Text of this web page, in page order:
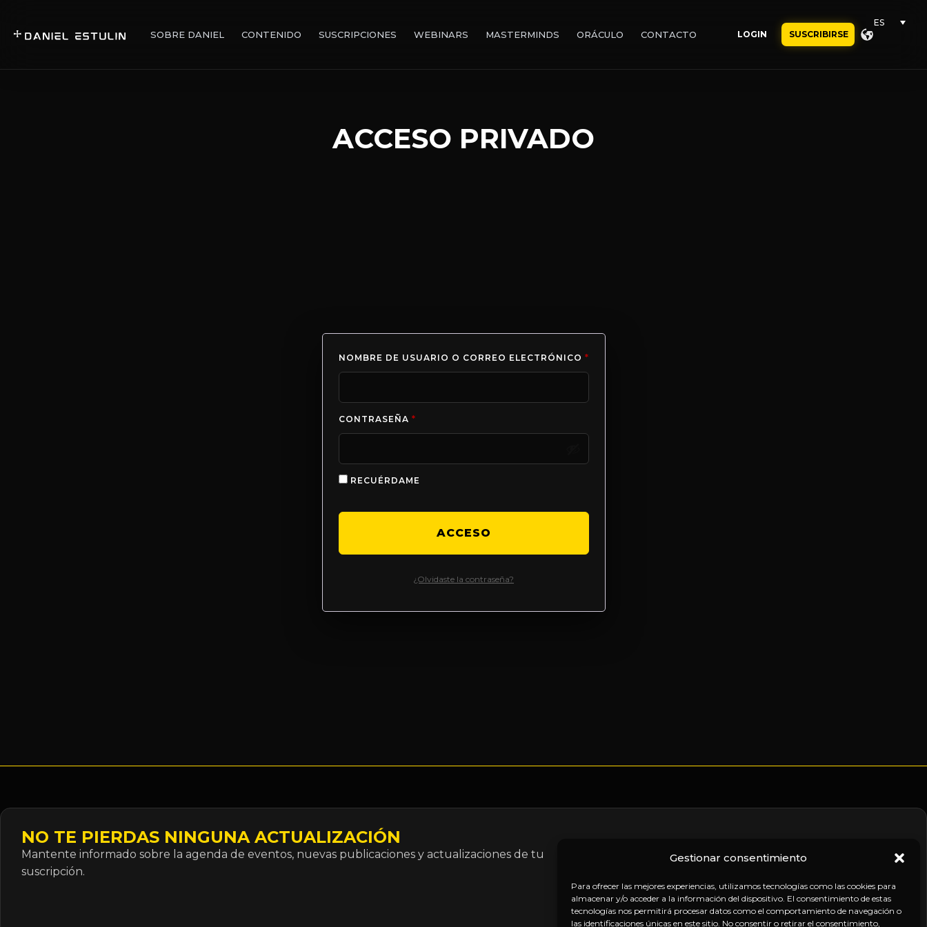
Gestionar consentimiento
Para ofrecer las mejores experiencias, utilizamos tecnologías como las cookies para
almacenar y/o acceder a la información del dispositivo. El consentimiento de estas
tecnologías nos permitirá procesar datos como el comportamiento de navegación o
las identificaciones únicas en este sitio. No consentir o retirar el consentimiento,
SOBRE DANIEL CONTENIDO SUSCRIPCIONES WEBINARS MASTERMINDS ORÁCULO CONTACTO LOGIN SUSCRIBIRSE
ES
ACCESO PRIVADO
NOMBRE DE USUARIO O CORREO ELECTRÓNICO *
CONTRASEÑA *
RECUÉRDAME
ACCESO
¿Olvidaste la contraseña?
NO TE PIERDAS NINGUNA ACTUALIZACIÓN
Mantente informado sobre la agenda de eventos, nuevas publicaciones y actualizaciones de tu
suscripción.